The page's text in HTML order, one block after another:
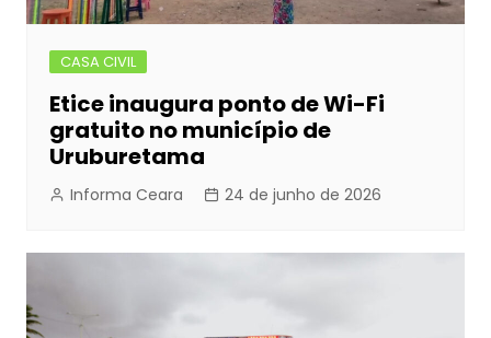
CASA CIVIL
Etice inaugura ponto de Wi-Fi
gratuito no município de
Uruburetama
Informa Ceara 24 de junho de 2026